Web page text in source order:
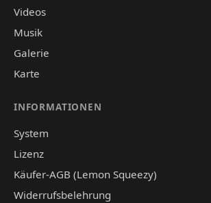
Videos
Musik
Galerie
Karte
INFORMATIONEN
System
Lizenz
Käufer-AGB (Lemon Squeezy)
Widerrufsbelehrung